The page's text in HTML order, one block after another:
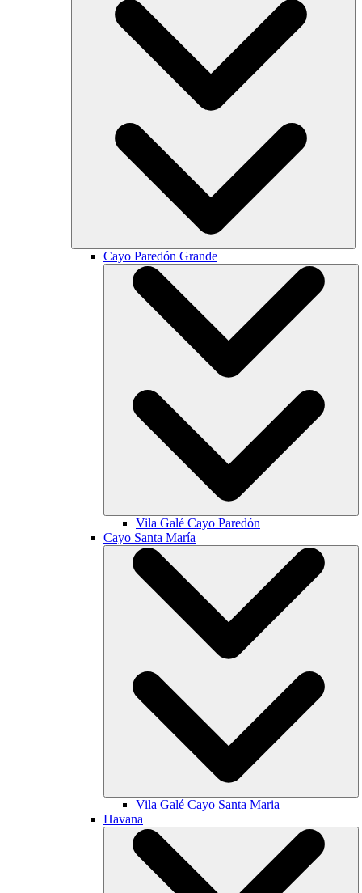
Cayo Paredón Grande
Vila Galé Cayo Paredón
Cayo Santa María
Vila Galé Cayo Santa Maria
Havana